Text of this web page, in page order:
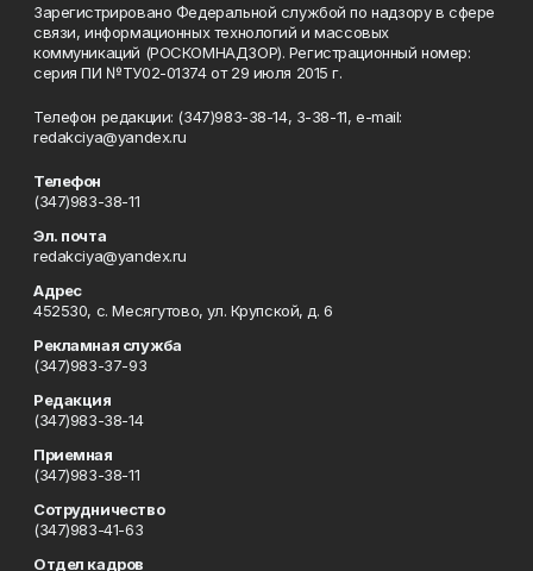
Зарегистрировано Федеральной службой по надзору в сфере
связи, информационных технологий и массовых
коммуникаций (РОСКОМНАДЗОР). Регистрационный номер:
серия ПИ №ТУ02-01374 от 29 июля 2015 г.
Телефон редакции: (347)983-38-14, 3-38-11, e-mail:
redakciya@yandex.ru
Телефон
(347)983-38-11
Эл. почта
redakciya@yandex.ru
Адрес
452530, с. Месягутово, ул. Крупской, д. 6
Рекламная служба
(347)983-37-93
Редакция
(347)983-38-14
Приемная
(347)983-38-11
Сотрудничество
(347)983-41-63
Отдел кадров